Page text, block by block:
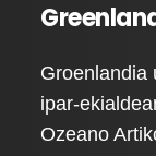
Groenlandia
ipar-
Ozeano